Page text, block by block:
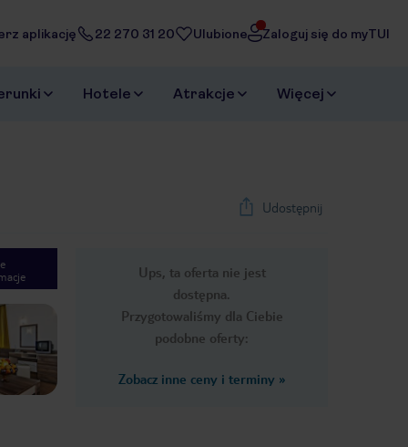
aplikację 22 270 31 20 Ulubione Zaloguj się do myTUI
Hotele Atrakcje Więcej
Udostępnij
Ups, ta oferta nie jest
dostępna.
Przygotowaliśmy dla Ciebie
podobne oferty:
Zobacz inne ceny i terminy »
1/22